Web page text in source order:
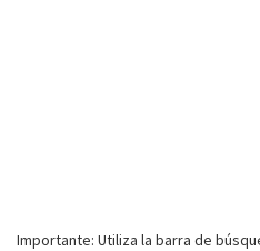
Importante: Utiliza la barra de